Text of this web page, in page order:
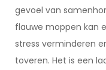
gevoel van
flauwe moppen kan
stress verminderen
toveren. Het is een